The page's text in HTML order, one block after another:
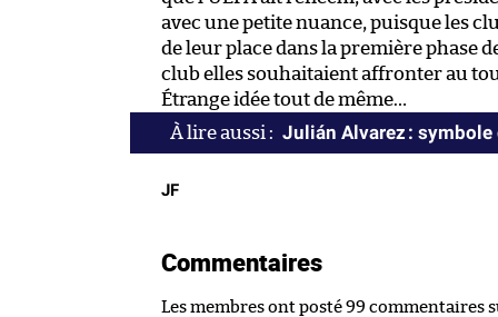
avec une petite nuance, puisque les
de leur place dans la première phase
club elles souhaitaient affronter au
Étrange idée tout de même…
Julián Alvarez :
JF
Commentaires
Les membres ont posté 99 commentaires